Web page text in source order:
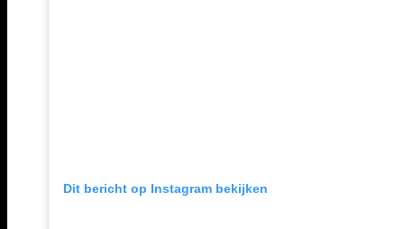
Dit bericht op Instagram bekijken